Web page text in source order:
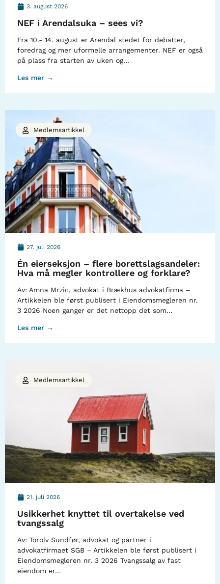
3. august 2026
NEF i Arendalsuka – sees vi?
Fra 10.- 14. august er Arendal stedet for debatter,
foredrag og mer uformelle arrangementer. NEF er også
på plass fra starten av uken og…
Les mer →
27. juli 2026
Én eierseksjon – flere borettslagsandeler:
Hva må megler kontrollere og forklare?
Av: Amna Mrzic, advokat i Brækhus advokatfirma –
Artikkelen ble først publisert i Eiendomsmegleren nr.
3 2026 Noen ganger er det nettopp det som…
Les mer →
Medlemsartikkel
21. juli 2026
Usikkerhet knyttet til overtakelse ved
tvangssalg
Av: Torolv Sundfør, advokat og partner i
advokatfirmaet SGB – Artikkelen ble først publisert i
Eiendomsmegleren nr. 3 2026 Tvangssalg av fast
eiendom er…
Medlemsartikkel